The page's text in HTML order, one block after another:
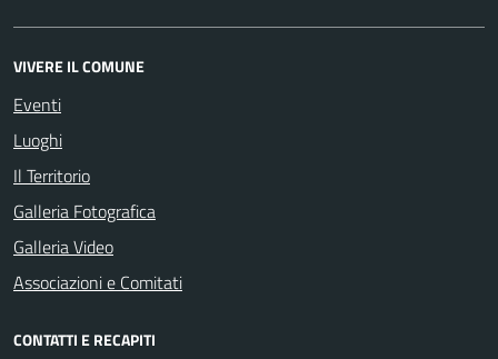
VIVERE IL COMUNE
Eventi
Luoghi
Il Territorio
Galleria Fotografica
Galleria Video
Associazioni e Comitati
CONTATTI E RECAPITI